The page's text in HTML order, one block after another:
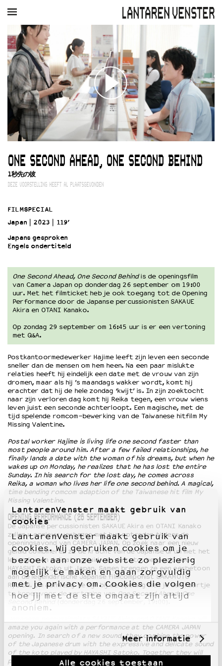
LantarenVenster maakt gebruik van
cookies
LantarenVenster maakt gebruik van
cookies. Wij gebruiken cookies om je
bezoek aan onze website zo plezierig
mogelijk te maken en gaan zorgvuldig
met je privacy om. Cookies die volgen
hoe jij met de site omgaat zijn altijd
anoniem.
Meer informatie
Alle cookies toestaan
AGENDA FILM MUZIEK RESTAURANT
Winkelmandje
Zoek
PLAN JE BEZOEK
Openingstijden & contact
Bereikbaarheid
Kaartverkoop
EDUCATIE
Schoolvoorstellingen
Filmprogramma’s Primair Onderwijs
Speciale educatieprogramma’s
OVER LANTARENVENSTER
Wie is wie
Word vriend
Historie
Huisregels
Privacyverklaring
Integriteits- en gedragscode
Duurzaamheid
Culturele boycot Israël
Ruimte voor artistieke vrijheid – VNPF
ONE SECOND AHEAD, ONE SECOND BEHIND
1秒先の彼
DEZE VOORSTELLING HEEFT AL PLAATSGEVONDEN
FILMSPECIAL
Japan
2023
119’
Japans gesproken
Engels ondertiteld
One Second Ahead, One Second Behindis de openingsfilm
van Camera Japan op donderdag 26 september om 19:00
uur. Met het filmticket heb je ook toegang tot de Opening
Performance door de Japanse percussionisten SAKAUE
Akira en OTANI Kanako.
Op zondag 29 september om 16:45 uur is er een vertoning
met Q&A.
Postkantoormedewerker Hajime leeft zijn leven een seconde
sneller dan de mensen om hem heen. Na een paar mislukte
relaties heeft hij eindelijk een date met de vrouw van zijn
dromen, maar als hij ’s maandags wakker wordt, komt hij
erachter dat hij de hele zondag ‘kwijt’ is. In zijn zoektocht
naar zijn verloren dag komt hij Reika tegen, een vrouw wiens
leven juist een seconde achterloopt. Een magische, met de
tijd spelende romcom-bewerking van de Taiwanese hitfilm My
Missing Valentine.
Postal worker Hajime is living life one second faster than
most people around him. After a few failed relationships, he
finally lands a date with the woman of his dreams, but when he
wakes up on Monday, he realizes that he has lost the entire
Sunday. In his search for the lost day, he comes across
Reika, a woman who lives her life one second behind. A magical,
time bending romcom adaption of the Taiwanese hit film My
Missing Valentine.
OPENING PERFORMANCE (26 SEPTEMBER)
De Japanse percussionisten SAKAUE Akira en OTANI Kanako
zullen u opnieuw verbazen met hun optreden tijdens de
openingsavond van CAMERA JAPAN. Op zoek naar een nieuw
geluid combineren ze de kracht van de Japanse drum met het
levendige en delicate geluid van de koto, bespeeld door
HAYASHI Satoko uit Japan. Samen brengen ze een eerbetoon
aan de legendarische Japanse filmcomponist SAKAMOTO
Ryuichi. Om aanwezig te zijn bij de opening dien je een kaartje
te kopen voor de vertoning vanOne Second Ahead, One
Second Behind
(donderdag 26 september, 19:00).
amaze you again with a performance at the CAMERA JAPAN
opening. In search of a new sound, they combine the power
of the Japanese drum with the expressive and delicate sound
of the koto played by HAYASHI Satoko. Together they will
pay tribute to the legendary Japanese film composer